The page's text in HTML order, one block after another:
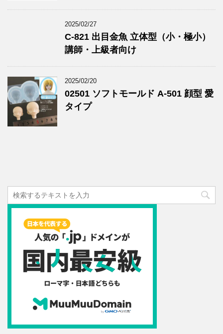
2025/02/27
C-821 出目金魚 立体型（小・極小）
講師・上級者向け
2025/02/20
02501 ソフトモールド A-501 顔型 愛
タイプ